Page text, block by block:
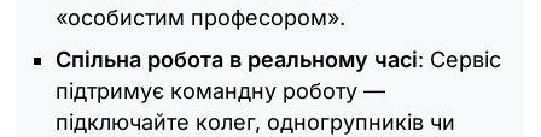
«особистим професором».
Спільна робота в реальному часі: Сервіс
підтримує командну роботу —
підключайте колег, одногрупників чи